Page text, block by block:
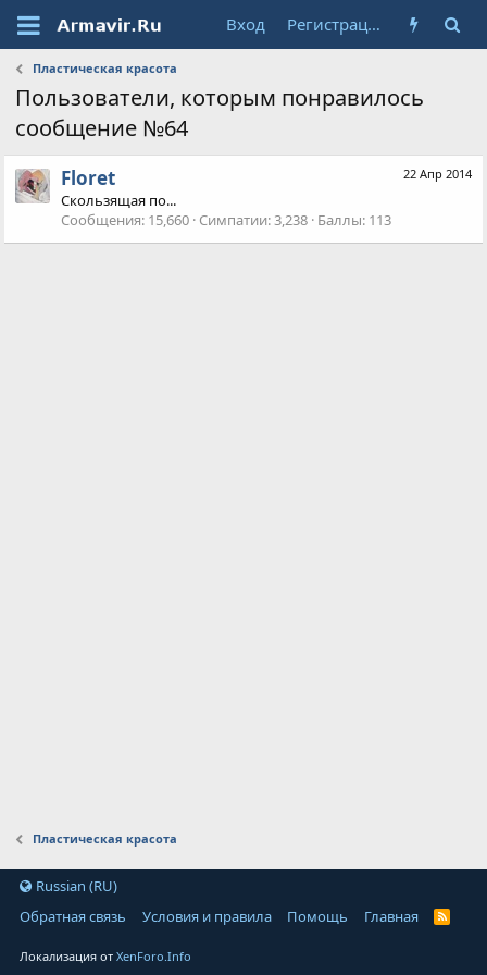
Вход Регистрация
Пластическая красота
Пользователи, которым понравилось
сообщение №64
22 Апр 2014
Floret
Скользящая по...
Сообщения 15,660 Симпатии 3,238 Баллы 113
Пластическая красота
Russian (RU)
Обратная связь
Условия и правила Помощь Главная
Локализация отXenForo.Info